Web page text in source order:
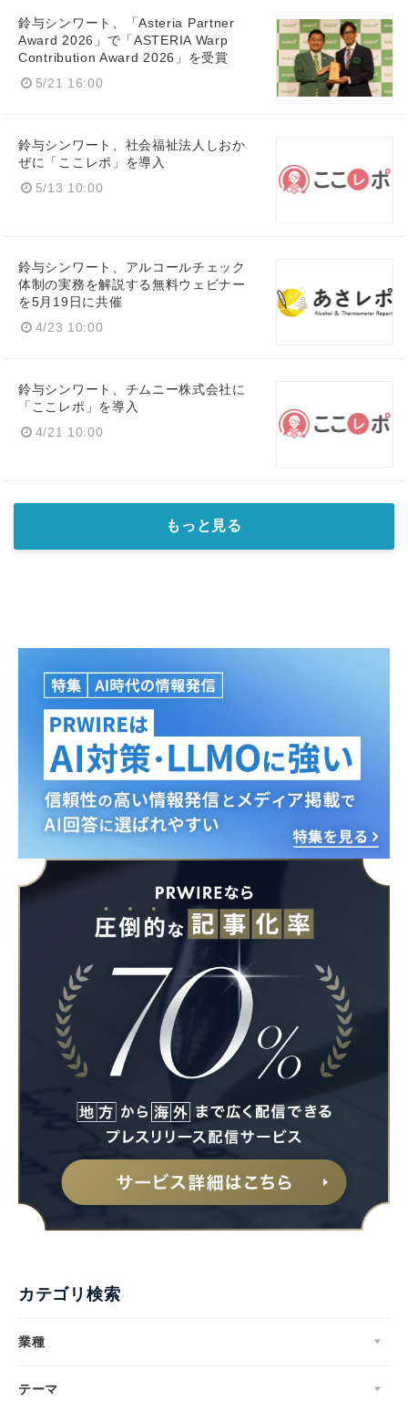
鈴与シンワート、「Asteria Partner
Award 2026」で「ASTERIA Warp
Contribution Award 2026」を受賞
5/21 16:00
鈴与シンワート、社会福祉法人しおか
ぜに「ここレポ」を導入
5/13 10:00
鈴与シンワート、アルコールチェック
体制の実務を解説する無料ウェビナー
を5月19日に共催
4/23 10:00
鈴与シンワート、チムニー株式会社に
「ここレポ」を導入
4/21 10:00
もっと見る
カテゴリ検索
業種
テーマ